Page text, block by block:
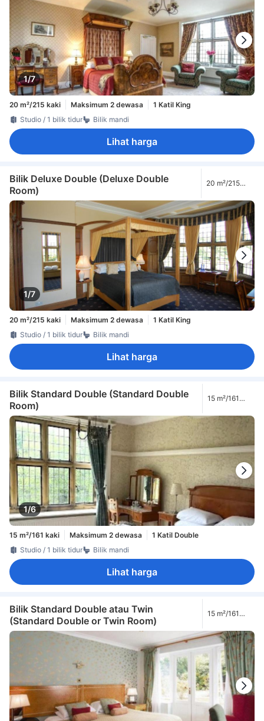
1/7
20 m²/215 kaki Maksimum 2 dewasa
1 Katil King
Studio / 1 bilik tidur
Bilik mandi
Lihat harga
Bilik Deluxe Double (Deluxe Double
Room)
20 m²/215
1/7
20 m²/215 kaki Maksimum 2 dewasa
1 Katil King
Studio / 1 bilik tidur
Bilik mandi
Lihat harga
Bilik Standard Double (Standard Double
Room)
15 m²/161
1/6
15 m²/161 kaki Maksimum 2 dewasa
1 Katil Double
Studio / 1 bilik tidur
Bilik mandi
Lihat harga
Bilik Standard Double atau Twin
(Standard Double or Twin Room)
15 m²/161